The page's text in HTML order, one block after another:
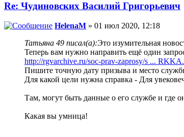
Re: Чудиновских Василий Григорьевич
HelenaM » 01 июл 2020, 12:18
Татьяна 49 писал(а):Это изумительная
Теперь вам нужно направить ещё один
http://rgvarchive.ru/soc-prav-zaprosy/s ...
Пишите точную дату призыва и место
Для какой цели нужна справка - Для
Там, могут быть данные о его службе и где
Какая вы умница!